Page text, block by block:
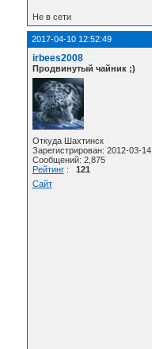
Не в сети
2017-04-10 12:52:49
irbees2008
Продвинутый чайник ;)
Откуда Шахтинск
Зарегистрирован: 2012-03-14
Сообщений: 2,875
Рейтинг: 121
Сайт